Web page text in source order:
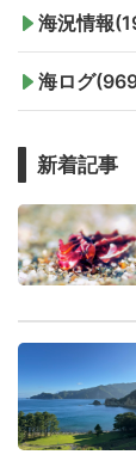
海況情報
海ログ
新着記事